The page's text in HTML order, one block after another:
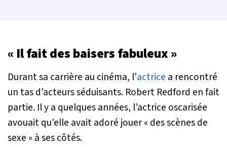
« Il fait des baisers fabuleux »
Durant sa carrière au cinéma, l'actrice a rencontré
un tas d’acteurs séduisants. Robert Redford en fait
partie. Il y a quelques années, l’actrice oscarisée
avouait qu'elle avait adoré jouer« des scènes de
sexe » à ses côtés.